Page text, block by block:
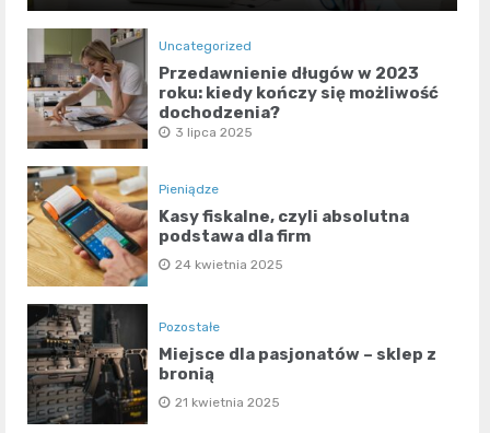
Uncategorized
Przedawnienie długów w 2023
roku: kiedy kończy się możliwość
dochodzenia?
3 lipca 2025
Pieniądze
Kasy fiskalne, czyli absolutna
podstawa dla firm
24 kwietnia 2025
Pozostałe
Miejsce dla pasjonatów – sklep z
bronią
21 kwietnia 2025